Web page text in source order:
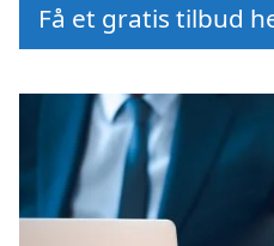
Få et gratis tilbud